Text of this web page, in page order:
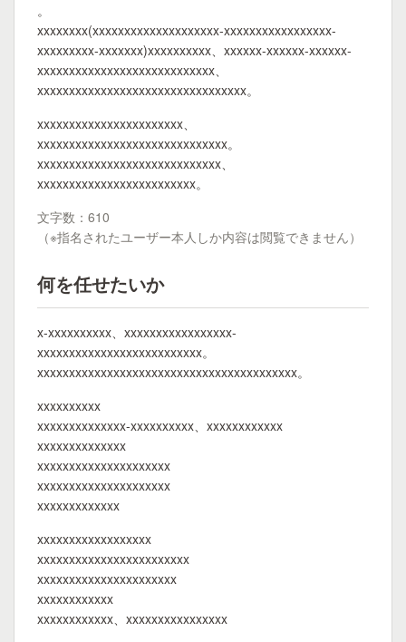
。
xxxxxxxx(xxxxxxxxxxxxxxxxxxxx-xxxxxxxxxxxxxxxxx-
xxxxxxxxx-xxxxxxx)xxxxxxxxxx、xxxxxx-xxxxxx-xxxxxx-
xxxxxxxxxxxxxxxxxxxxxxxxxxxx、
xxxxxxxxxxxxxxxxxxxxxxxxxxxxxxxxx。
xxxxxxxxxxxxxxxxxxxxxxx、
xxxxxxxxxxxxxxxxxxxxxxxxxxxxxx。
xxxxxxxxxxxxxxxxxxxxxxxxxxxxx、
xxxxxxxxxxxxxxxxxxxxxxxxx。
文字数：610
（※指名されたユーザー本人しか内容は閲覧できません）
何を任せたいか
x-xxxxxxxxxx、xxxxxxxxxxxxxxxxx-
xxxxxxxxxxxxxxxxxxxxxxxxxx。
xxxxxxxxxxxxxxxxxxxxxxxxxxxxxxxxxxxxxxxxx。
xxxxxxxxxx
xxxxxxxxxxxxxx-xxxxxxxxxx、xxxxxxxxxxxx
xxxxxxxxxxxxxx
xxxxxxxxxxxxxxxxxxxxx
xxxxxxxxxxxxxxxxxxxxx
xxxxxxxxxxxxx
xxxxxxxxxxxxxxxxxx
xxxxxxxxxxxxxxxxxxxxxxxx
xxxxxxxxxxxxxxxxxxxxxx
xxxxxxxxxxxx
xxxxxxxxxxxx、xxxxxxxxxxxxxxxx